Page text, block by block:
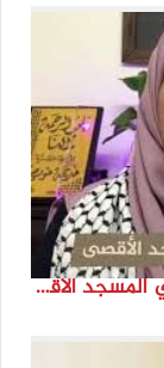
انتماء 2020: خديجة خويص – مرابطة في المسجد الأقصى المبارك